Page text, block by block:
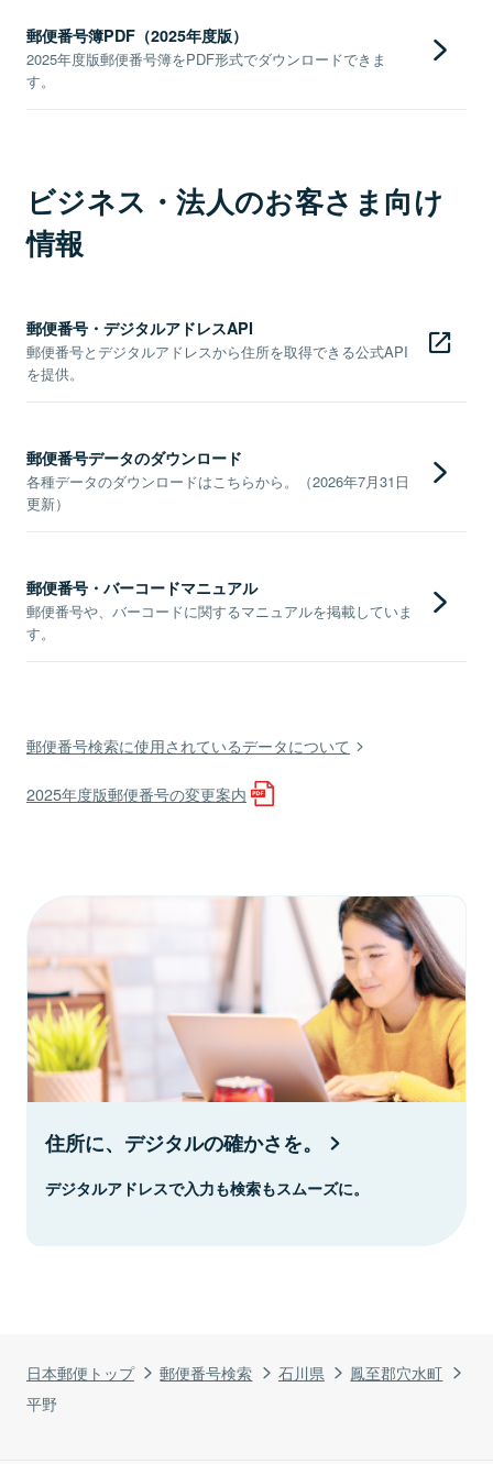
日本郵便トップ 郵便番号検索 石川県
鳳至郡穴水町
平野
郵便番号簿PDF（2025年度版）
2025年度版郵便番号簿をPDF形式でダウンロードできま
す。
ビジネス・法人のお客さま向け
情報
郵便番号・デジタルアドレスAPI
郵便番号とデジタルアドレスから住所を取得できる公式API
を提供。
郵便番号データのダウンロード
各種データのダウンロードはこちらから。（2026年7月31日
更新）
郵便番号・バーコードマニュアル
郵便番号や、バーコードに関するマニュアルを掲載していま
す。
郵便番号検索に使用されているデータについて
2025年度版郵便番号の変更案内
住所に、デジタルの確かさを。
デジタルアドレスで入力も検索もスムーズに。